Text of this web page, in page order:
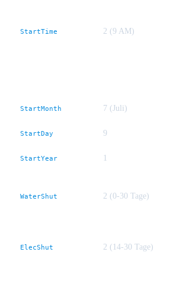
StartTime 2 (9 AM)
StartMonth 7 (Juli)
StartDay 9
StartYear 1
WaterShut 2 (0-30 Tage)
ElecShut 2 (14-30 Tage)